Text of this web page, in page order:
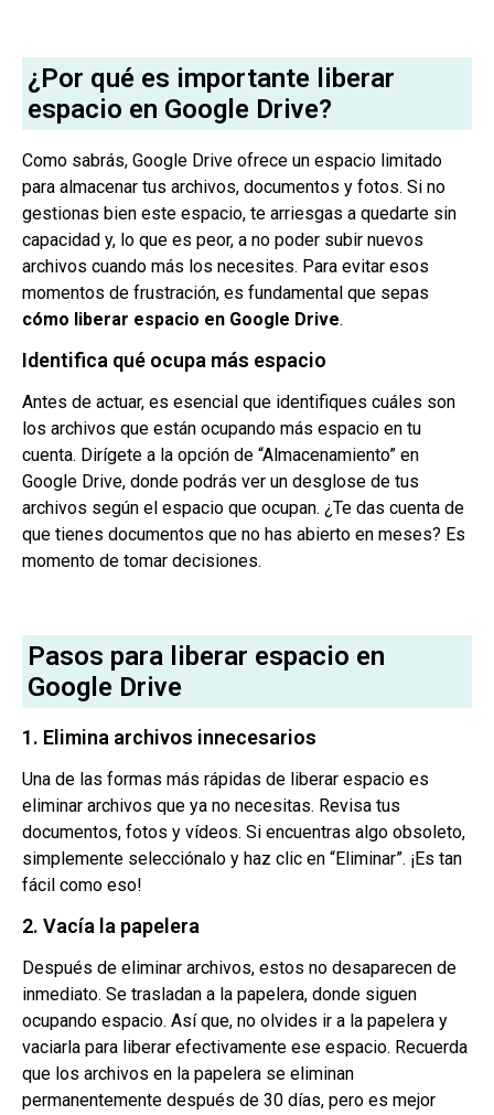
¿Por qué es importante liberar
espacio en Google Drive?
Como sabrás, Google Drive ofrece un espacio limitado
para almacenar tus archivos, documentos y fotos. Si no
gestionas bien este espacio, te arriesgas a quedarte sin
capacidad y, lo que es peor, a no poder subir nuevos
archivos cuando más los necesites. Para evitar esos
momentos de frustración, es fundamental que sepas
cómo liberar espacio en Google Drive.
Identifica qué ocupa más espacio
Antes de actuar, es esencial que identifiques cuáles son
los archivos que están ocupando más espacio en tu
cuenta. Dirígete a la opción de “Almacenamiento” en
Google Drive, donde podrás ver un desglose de tus
archivos según el espacio que ocupan. ¿Te das cuenta de
que tienes documentos que no has abierto en meses? Es
momento de tomar decisiones.
Pasos para liberar espacio en
Google Drive
1. Elimina archivos innecesarios
Una de las formas más rápidas de liberar espacio es
eliminar archivos que ya no necesitas. Revisa tus
documentos, fotos y vídeos. Si encuentras algo obsoleto,
simplemente selecciónalo y haz clic en “Eliminar”. ¡Es tan
fácil como eso!
2. Vacía la papelera
Después de eliminar archivos, estos no desaparecen de
inmediato. Se trasladan a la papelera, donde siguen
ocupando espacio. Así que, no olvides ir a la papelera y
vaciarla para liberar efectivamente ese espacio. Recuerda
que los archivos en la papelera se eliminan
permanentemente después de 30 días, pero es mejor